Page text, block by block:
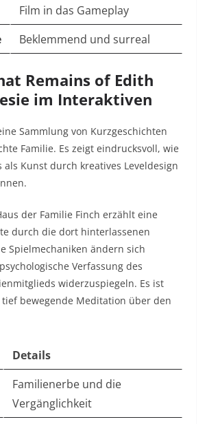
Film in das Gameplay
Beklemmend und surreal
Remains of Edith
im Interaktiven
Sammlung von Kurzgeschichten
Familie. Es zeigt eindrucksvoll, wie
als Kunst durch kreatives Leveldesign
der Familie Finch erzählt eine
durch die dort hinterlassenen
Spielmechaniken ändern sich
Verfassung des
widerzuspiegeln. Es ist
bewegende Meditation über den
Details
Familienerbe und die
Vergänglichkeit